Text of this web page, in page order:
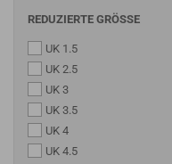
REDUZIERTE GRÖSSE
UK 1.5
UK 2.5
UK 3
UK 3.5
UK 4
UK 4.5